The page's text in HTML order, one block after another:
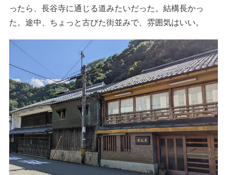
ったら、長谷寺に通じる道みたいだった。結構長かっ
た。途中、ちょっと古びた街並みで、雰囲気はいい。